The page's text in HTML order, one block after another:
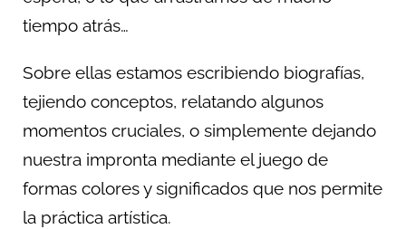
tiempo atrás…
Sobre ellas estamos escribiendo biografías,
tejiendo conceptos, relatando algunos
momentos cruciales, o simplemente dejando
nuestra impronta mediante el juego de
formas colores y significados que nos permite
la práctica artística.